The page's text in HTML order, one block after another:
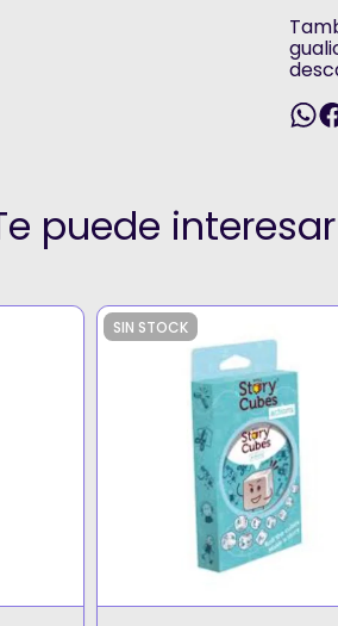
puede
SIN STOCK